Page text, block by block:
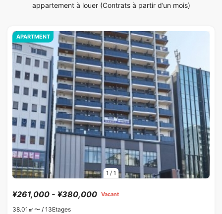
appartement à louer (Contrats à partir d’un mois)
1 / 1
APARTMENT
¥261,000 - ¥380,000 Vacant
38.01㎡〜 / 13Etages